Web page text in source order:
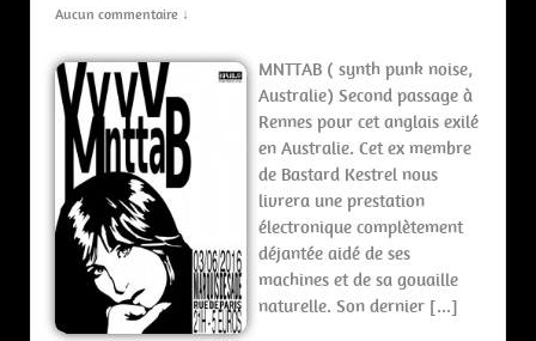
Aucun commentaire ↓
MNTTAB ( synth punk noise,
Australie) Second passage à
Rennes pour cet anglais exilé
en Australie. Cet ex membre
de Bastard Kestrel nous
livrera une prestation
électronique complètement
déjantée aidé de ses
machines et de sa gouaille
naturelle. Son dernier […]